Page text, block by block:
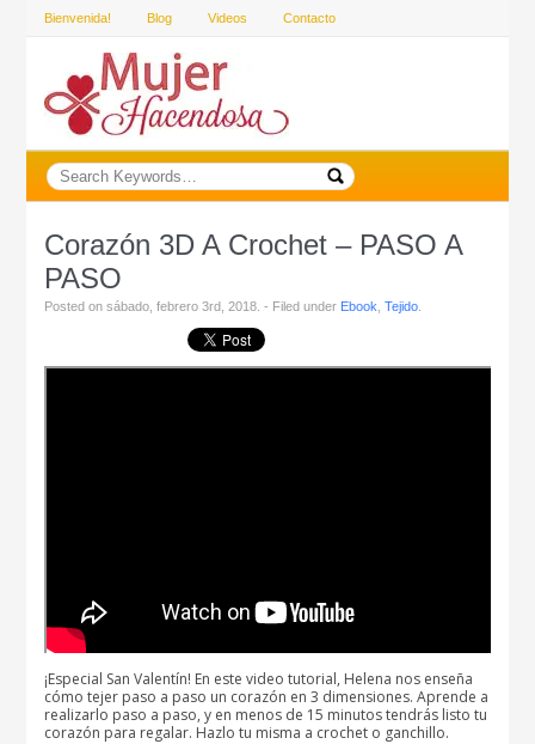
Bienvenida! Blog Videos Contacto
Corazón 3D A Crochet – PASO A
PASO
Posted on sábado, febrero 3rd, 2018. - Filed under Ebook ,Tejido
¡Especial San Valentín! En este video tutorial, Helena nos enseña
cómo tejer paso a paso un corazón en 3 dimensiones. Aprende a
realizarlo paso a paso, y en menos de 15 minutos tendrás listo tu
corazón para regalar. Hazlo tu misma a crochet o ganchillo.